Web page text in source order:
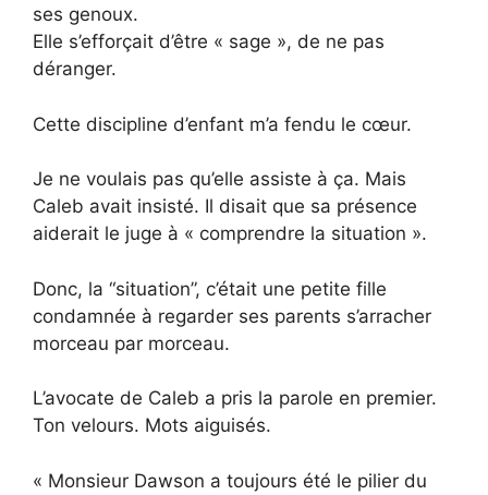
ses genoux.
Elle s’efforçait d’être « sage », de ne pas
déranger.
Cette discipline d’enfant m’a fendu le cœur.
Je ne voulais pas qu’elle assiste à ça. Mais
Caleb avait insisté. Il disait que sa présence
aiderait le juge à « comprendre la situation ».
Donc, la “situation”, c’était une petite fille
condamnée à regarder ses parents s’arracher
morceau par morceau.
L’avocate de Caleb a pris la parole en premier.
Ton velours. Mots aiguisés.
« Monsieur Dawson a toujours été le pilier du